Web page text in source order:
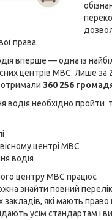
права.
вперше — одна із
центрів МВС. Лише за
отримали 360 256
водія необхідно пройти
центрі МВС
водія
центру МВС працює
знайти повний перелік
які мають право
усім стандартам і